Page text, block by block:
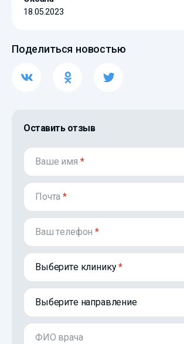
18.05.2023
Поделиться новостью
Оставить отзыв
Ваше имя *
Почта*
Ваш телефон*
Выберите клинику
Выберите направление
ФИО врача